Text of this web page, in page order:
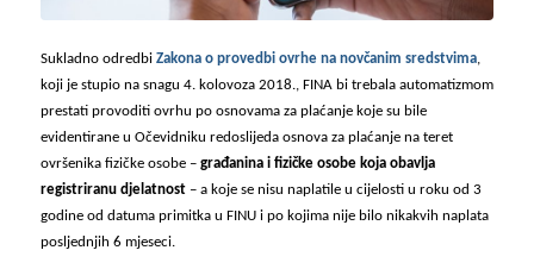
Sukladno odredbi Zakona o provedbi ovrhe na novčanim sredstvima,
koji je stupio na snagu 4. kolovoza 2018., FINA bi trebala automatizmom
prestati provoditi ovrhu po osnovama za plaćanje koje su bile
evidentirane u Očevidniku redoslijeda osnova za plaćanje na teret
ovršenika fizičke osobe – građanina i fizičke osobe koja obavlja
registriranu djelatnost– a koje se nisu naplatile u cijelosti u roku od 3
godine od datuma primitka u FINU i po kojima nije bilo nikakvih naplata
posljednjih 6 mjeseci.